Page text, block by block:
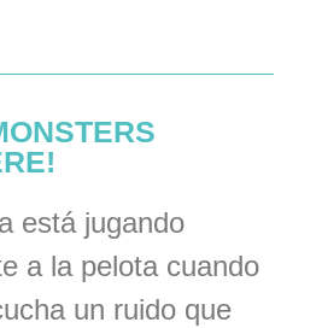
está jugando
a la pelota cuando
un ruido que